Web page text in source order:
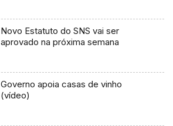
Novo Estatuto do SNS vai ser
aprovado na próxima semana
Governo apoia casas de vinho
(vídeo)